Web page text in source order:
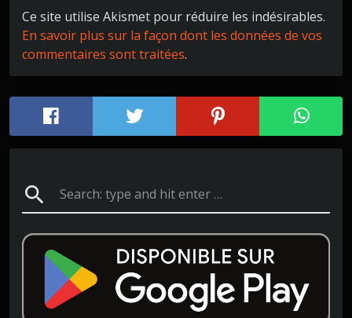
Ce site utilise Akismet pour réduire les indésirables.
En savoir plus sur la façon dont les données de vos
commentaires sont traitées.
search